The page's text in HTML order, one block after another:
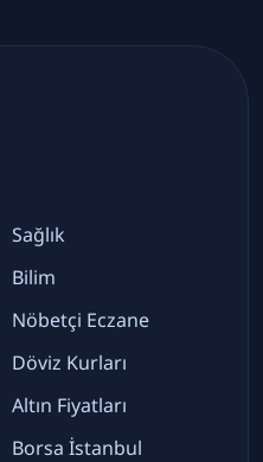
Sağlık
Bilim
Nöbetçi Eczane
Döviz Kurları
Altın Fiyatları
Borsa İstanbul